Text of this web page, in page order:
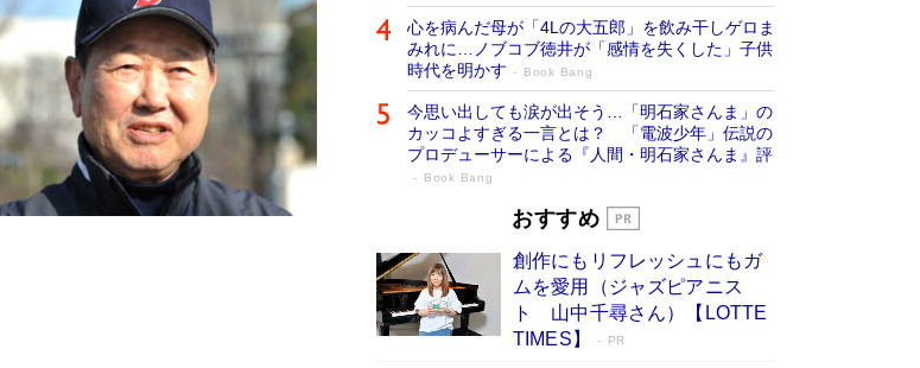
心を病んだ母が「4Lの大五郎」を飲み干しゲロま
みれに…ノブコブ徳井が「感情を失くした」子供
時代を明かす
Book Bang
今思い出しても涙が出そう…「明石家さんま」の
カッコよすぎる一言とは？ 「電波少年」伝説の
プロデューサーによる『人間・明石家さんま』評
Book Bang
「宇宙兄弟」最終46巻がベストセラー1
物語に幕 特装版には「宇宙で描かれたマ
ンガ」も収録
Book Bang
美輪明宏 晩年の回答を集めた『ほほえんで生き
るための人生相談』がランクイン［エンターテイ
おすすめ
創作にもリフレッシュにもガ
ムを愛用（ジャズピアニス
ト 山中千尋さん）【LOTTE
TIMES】
PR